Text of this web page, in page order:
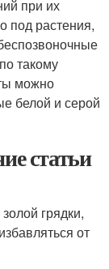
при их
под растения,
такому
можно
белой и серой
статьи
грядки,
от